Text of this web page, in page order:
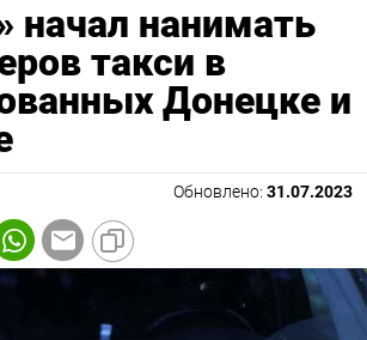
начал нанимать
такси в
Донецке и
Обновлено: 31.07.2023